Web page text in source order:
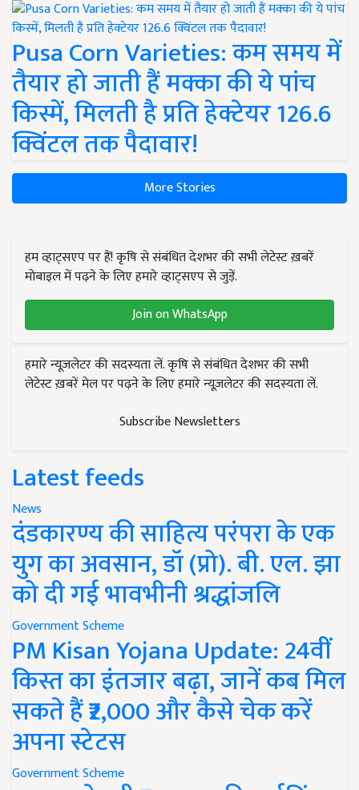
Pusa Corn Varieties: कम समय में
तैयार हो जाती हैं मक्का की ये पांच
किस्में, मिलती है प्रति हेक्टेयर 126.6
क्विंटल तक पैदावार!
More Stories
हम व्हाट्सएप पर हैं! कृषि से संबंधित देशभर की सभी लेटेस्ट ख़बरें
मोबाइल में पढ़ने के लिए हमारे व्हाट्सएप से जुड़ें.
Join on WhatsApp
हमारे न्यूज़लेटर की सदस्यता लें. कृषि से संबंधित देशभर की सभी
लेटेस्ट ख़बरें मेल पर पढ़ने के लिए हमारे न्यूज़लेटर की सदस्यता लें.
Subscribe Newsletters
Latest feeds
News
दंडकारण्य की साहित्य परंपरा के एक
युग का अवसान, डॉ (प्रो). बी. एल. झा
को दी गई भावभीनी श्रद्धांजलि
Government Scheme
PM Kisan Yojana Update: 24वीं
किस्त का इंतजार बढ़ा, जानें कब मिल
सकते हैं ₹2,000 और कैसे चेक करें
अपना स्टेटस
Government Scheme